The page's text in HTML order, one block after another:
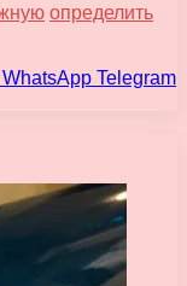
определить
WhatsApp Telegram